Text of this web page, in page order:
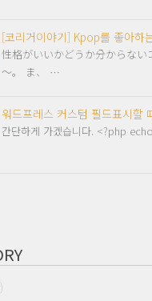
[코리거이야기] Kpop를 좋아하
性格がいいかどうか分からない
～。 ま、 …
워드프레스 커스텀 필드표시할
간단하게 가겠습니다. <?php